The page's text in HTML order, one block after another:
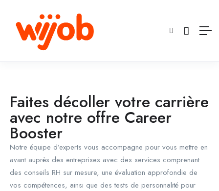
Faites décoller votre carrière
avec notre offre Career
Booster
Notre équipe d’experts vous accompagne pour vous mettre en
avant auprès des entreprises avec des services comprenant
des conseils RH sur mesure, une évaluation approfondie de
vos compétences, ainsi que des tests de personnalité pour